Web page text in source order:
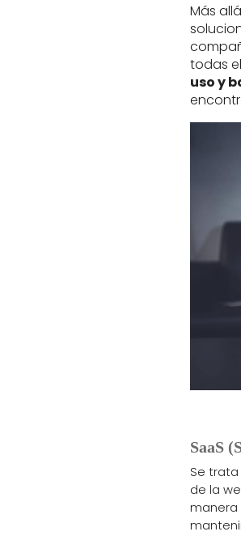
Más
todas
uso y
SaaS
Se
de la
manera